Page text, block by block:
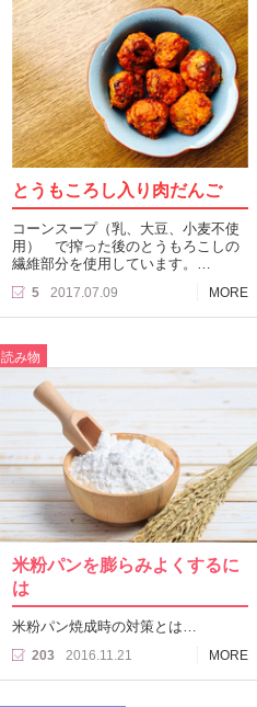
とうもころし入り肉だんご
コーンスープ（乳、大豆、小麦不使
用） で搾った後のとうもろこしの
繊維部分を使用しています。…
5 2017.07.09 MORE
読み物
米粉パンを膨らみよくするに
は
米粉パン焼成時の対策とは…
203 2016.11.21 MORE